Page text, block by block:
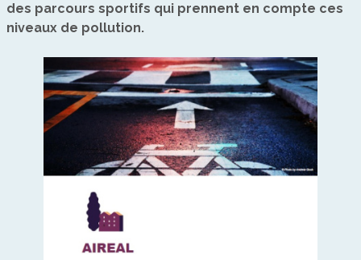
des parcours sportifs qui prennent en compte ces
niveaux de pollution.